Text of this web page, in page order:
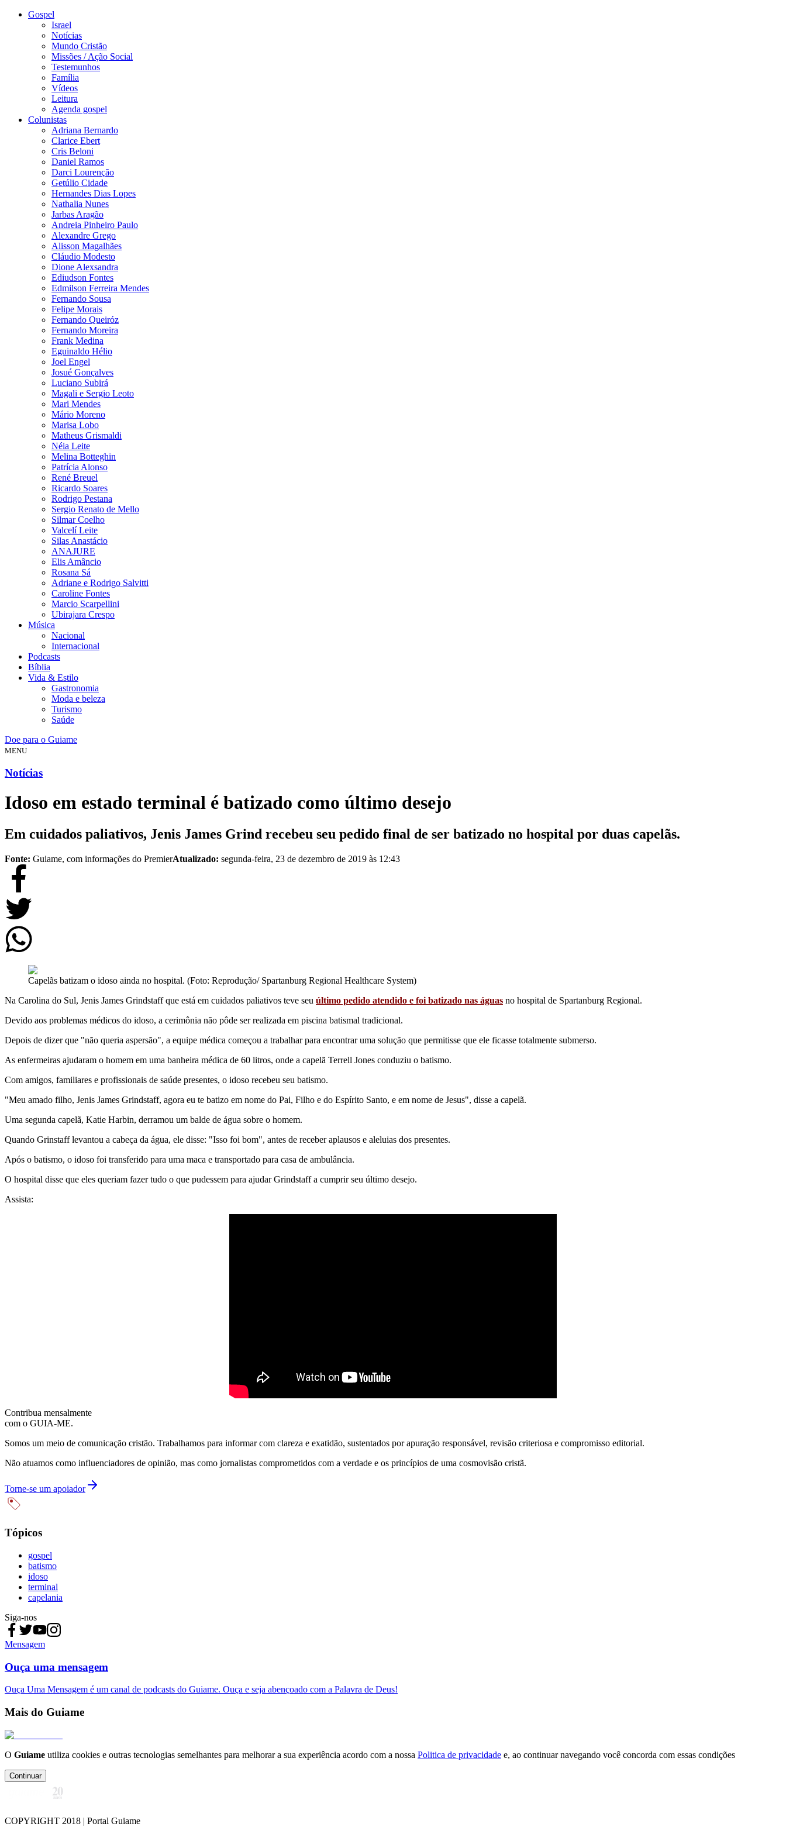
Gospel
Israel
Notícias
Mundo Cristão
Missões / Ação Social
Testemunhos
Família
Vídeos
Leitura
Agenda gospel
Colunistas
Adriana Bernardo
Clarice Ebert
Cris Beloni
Daniel Ramos
Darci Lourenção
Getúlio Cidade
Hernandes Dias Lopes
Nathalia Nunes
Jarbas Aragão
Andreia Pinheiro Paulo
Alexandre Grego
Alisson Magalhães
Cláudio Modesto
Dione Alexsandra
Ediudson Fontes
Edmilson Ferreira Mendes
Fernando Sousa
Felipe Morais
Fernando Queiróz
Fernando Moreira
Frank Medina
Eguinaldo Hélio
Joel Engel
Josué Gonçalves
Luciano Subirá
Magali e Sergio Leoto
Mari Mendes
Mário Moreno
Marisa Lobo
Matheus Grismaldi
Néia Leite
Melina Botteghin
Patrícia Alonso
René Breuel
Ricardo Soares
Rodrigo Pestana
Sergio Renato de Mello
Silmar Coelho
Valcelí Leite
Silas Anastácio
ANAJURE
Elis Amâncio
Rosana Sá
Adriane e Rodrigo Salvitti
Caroline Fontes
Marcio Scarpellini
Ubirajara Crespo
Música
Nacional
Internacional
Podcasts
Bíblia
Vida & Estilo
Gastronomia
Moda e beleza
Turismo
Saúde
Doe para o Guiame
MENU
Notícias
Idoso em estado terminal é batizado como último desejo
Em cuidados paliativos, Jenis James Grind recebeu seu pedido final de ser batizado no hospital por duas capelãs.
Fonte: Guiame, com informações do PremierAtualizado: segunda-feira, 23 de dezembro de 2019 às 12:43
Capelãs batizam o idoso ainda no hospital. (Foto: Reprodução/ Spartanburg Regional Healthcare System)
Na Carolina do Sul, Jenis James Grindstaff que está em cuidados paliativos teve seu último pedido atendido e foi batizado nas águas no hospital de Spartanburg Regional.
Devido aos problemas médicos do idoso, a cerimônia não pôde ser realizada em piscina batismal tradicional.
Depois de dizer que "não queria aspersão", a equipe médica começou a trabalhar para encontrar uma solução que permitisse que ele ficasse totalmente submerso.
As enfermeiras ajudaram o homem em uma banheira médica de 60 litros, onde a capelã Terrell Jones conduziu o batismo.
Com amigos, familiares e profissionais de saúde presentes, o idoso recebeu seu batismo.
"Meu amado filho, Jenis James Grindstaff, agora eu te batizo em nome do Pai, Filho e do Espírito Santo, e em nome de Jesus", disse a capelã.
Uma segunda capelã, Katie Harbin, derramou um balde de água sobre o homem.
Quando Grinstaff levantou a cabeça da água, ele disse: "Isso foi bom", antes de receber aplausos e aleluias dos presentes.
Após o batismo, o idoso foi transferido para uma maca e transportado para casa de ambulância.
O hospital disse que eles queriam fazer tudo o que pudessem para ajudar Grindstaff a cumprir seu último desejo.
Assista:
Contribua mensalmente
com o GUIA-ME.
Somos um meio de comunicação cristão. Trabalhamos para informar com clareza e exatidão, sustentados por apuração responsável, revisão criteriosa e compromisso editorial.
Não atuamos como influenciadores de opinião, mas como jornalistas comprometidos com a verdade e os princípios de uma cosmovisão cristã.
Torne-se um apoiador
Tópicos
gospel
batismo
idoso
terminal
capelania
Siga-nos
Mensagem
Ouça uma mensagem
Ouça Uma Mensagem é um canal de podcasts do Guiame. Ouça e seja abençoado com a Palavra de Deus!
Mais do Guiame
O Guiame utiliza cookies e outras tecnologias semelhantes para melhorar a sua experiência acordo com a nossa Politica de privacidade e, ao continuar navegando você concorda com essas condições
Continuar
COPYRIGHT 2018 | Portal Guiame